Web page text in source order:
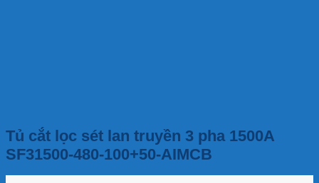
Tủ cắt lọc sét lan truyền 3 pha 1500A
SF31500-480-100+50-AIMCB